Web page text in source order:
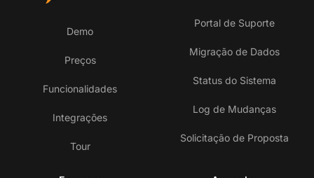
Demo
Preços
Funcionalidades
Integrações
Tour
Portal de Suporte
Migração de Dados
Status do Sistema
Log de Mudanças
Solicitação de Proposta